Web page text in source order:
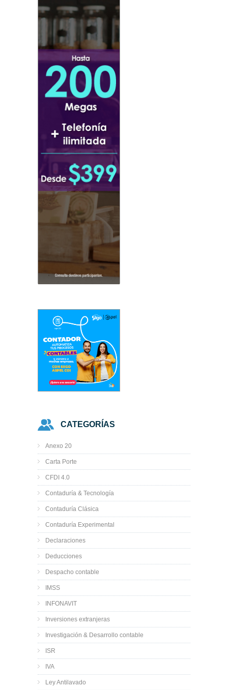
CATEGORÍAS
Anexo 20
Carta Porte
CFDI 4.0
Contaduría & Tecnología
Contaduría Clásica
Contaduría Experimental
Declaraciones
Deducciones
Despacho contable
IMSS
INFONAVIT
Inversiones extranjeras
Investigación & Desarrollo contable
ISR
IVA
Ley Antilavado